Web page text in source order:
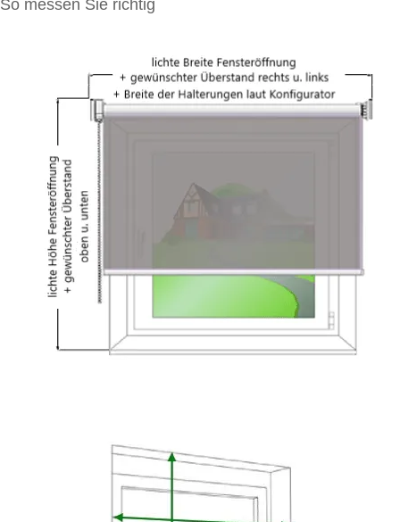
So messen Sie richtig